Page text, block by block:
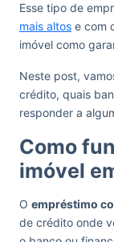
Esse tipo de
mais altos e com
imóvel como
Neste post,
crédito, quais
responder a
Como
imóvel
O empréstimo
de crédito onde